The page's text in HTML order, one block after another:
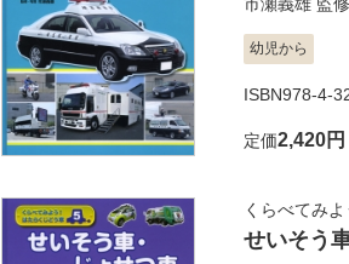
幼児から
ISBN978-4-
定価2,420円
くらべてみ
せいそう